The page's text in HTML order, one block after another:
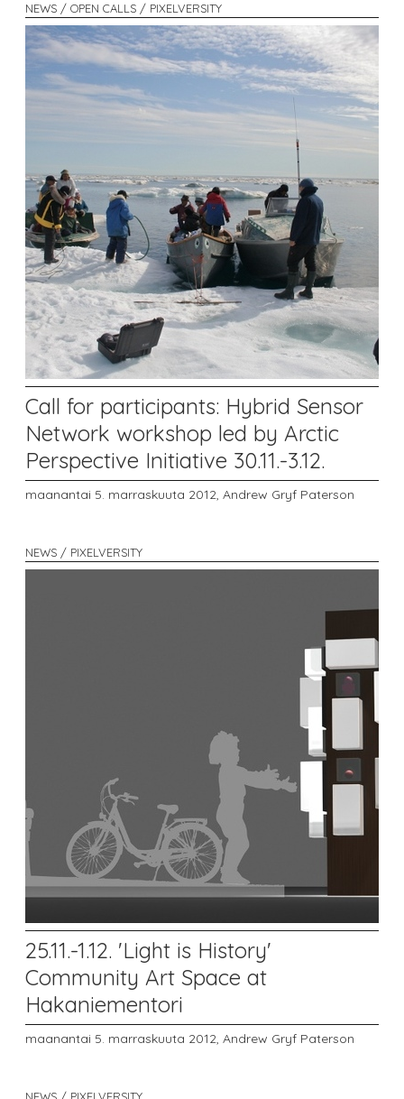
NEWS / OPEN CALLS / PIXELVERSITY
Call for participants: Hybrid Sensor
Network workshop led by Arctic
Perspective Initiative 30.11.-3.12.
maanantai 5. marraskuuta 2012, Andrew Gryf Paterson
NEWS / PIXELVERSITY
25.11.-1.12. 'Light is History'
Community Art Space at
Hakaniementori
maanantai 5. marraskuuta 2012, Andrew Gryf Paterson
NEWS / PIXELVERSITY